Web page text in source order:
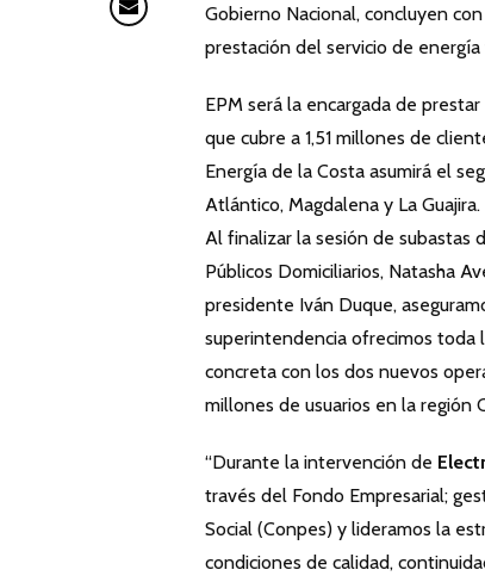
Gobierno Nacional, concluyen
prestación del servicio de
EPM será la encargada de
que cubre a 1,51 millones de
Energía de la Costa asumirá el
Atlántico, Magdalena y La Guajira.
Al finalizar la sesión de subastas
Públicos Domiciliarios, Natasha
presidente Iván Duque,
superintendencia ofrecimos toda
concreta con los dos nuevos
millones de usuarios en la región
“Durante la intervención de
través del Fondo Empresarial;
Social (Conpes) y lideramos la
condiciones de calidad,